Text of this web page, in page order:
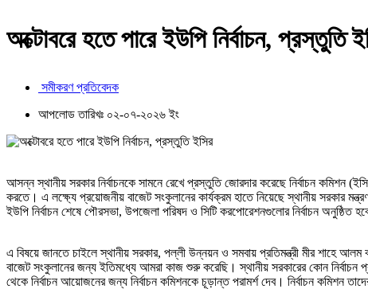
অক্টোবরে হতে পারে ইউপি নির্বাচন, প্রস্তুতি
সমীকরণ প্রতিবেদক
আপলোড তারিখঃ ০২-০৭-২০২৬ ইং
আসন্ন স্থানীয় সরকার নির্বাচনকে সামনে রেখে প্রস্তুতি জোরদার করেছে নির্বাচন কমিশন
করতে। এ লক্ষ্যে প্রয়োজনীয় বাজেট সংকুলানের কার্যক্রম হাতে নিয়েছে স্থানীয় সরকার
ইউপি নির্বাচন শেষে পৌরসভা, উপজেলা পরিষদ ও সিটি করপোরেশনগুলোর নির্বাচন অনুষ্ঠিত
এ বিষয়ে জানতে চাইলে স্থানীয় সরকার, পল্লী উন্নয়ন ও সমবায় প্রতিমন্ত্রী মীর শাহে
বাজেট সংকুলানের জন্য ইতিমধ্যে আমরা কাজ শুরু করেছি। স্থানীয় সরকারের কোন নির্বাচন
থেকে নির্বাচন আয়োজনের জন্য নির্বাচন কমিশনকে চূড়ান্ত পরামর্শ দেব। নির্বাচন কমিশন